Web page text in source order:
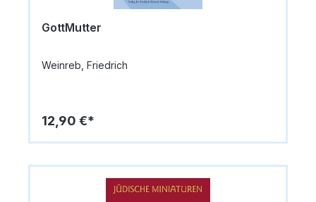
GottMutter
Weinreb, Friedrich
12,90 €*